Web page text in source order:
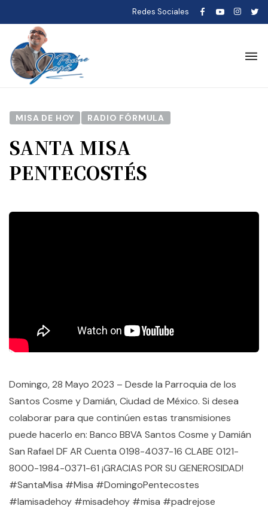
Redes Sociales
MISA DE HOY RADIO FÓRMULA
SANTA MISA
PENTECOSTÉS
Domingo, 28 Mayo 2023 – Desde la Parroquia de los
Santos Cosme y Damián, Ciudad de México. Si desea
colaborar para que continúen estas transmisiones
puede hacerlo en: Banco BBVA Santos Cosme y Damián
San Rafael DF AR Cuenta 0198-4037-16 CLABE 0121-
8000-1984-0371-61 ¡GRACIAS POR SU GENEROSIDAD!
#SantaMisa #Misa #DomingoPentecostes
#lamisadehoy #misadehoy #misa #padrejose